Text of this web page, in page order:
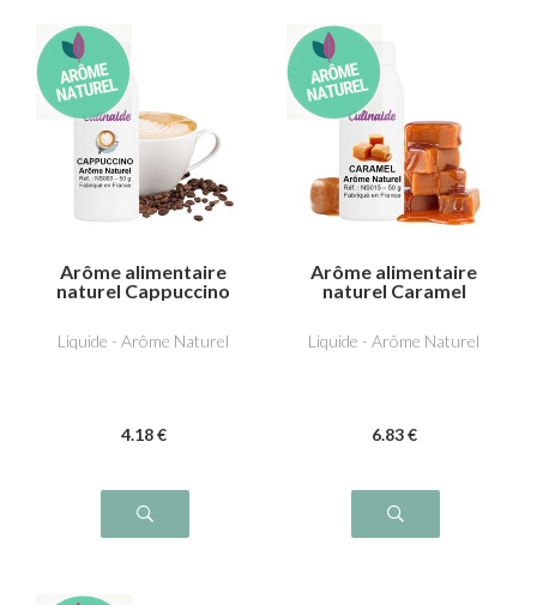
Arôme alimentaire
naturel Cappuccino
Liquide - Arôme Naturel
4.18 €
Arôme alimentaire
naturel Caramel
Liquide - Arôme Naturel
6.83 €